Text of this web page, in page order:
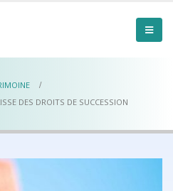
DES DROITS DE SUCCESSION